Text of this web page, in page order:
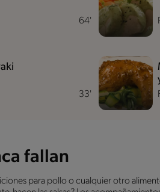
64'
33'
fallan
para pollo o cualquier otro